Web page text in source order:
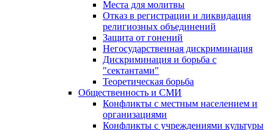
Места для молитвы
Отказ в регистрации и ликвидация
религиозных объединений
Защита от гонений
Негосударственная дискриминация
Дискриминация и борьба с
"сектантами"
Теоретическая борьба
Общественность и СМИ
Конфликты с местным населением и
организациями
Конфликты с учреждениями культуры